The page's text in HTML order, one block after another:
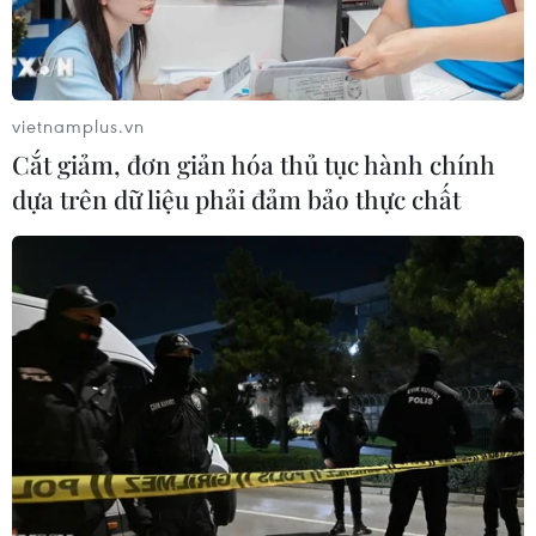
Chưa có bằng chứng
truyền máu trẻ giúp chống
lão hóa
06/08/2026 23:16
Xung đột Israel-Hamas: Ít
nhất 300 trẻ em thiệt
mạng trong 300 ngày qua
Nước thải từ máy bay có
thể giúp phát hiện sớm
nguy cơ đại dịch
06/08/2026 22:30
Tây Ban Nha: 100 người
thiệt mạng trong vụ vượt
biển ồ ạt vào Ceuta
06/08/2026 16:03
vietnamplus.vn
Cắt giảm, đơn giản hóa thủ tục hành chính
dựa trên dữ liệu phải đảm bảo thực chất